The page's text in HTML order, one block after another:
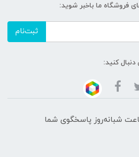
فروشگاه ما باخبر شوید:
ثبت‌نام
کنید:
روز هفته ، ۲۴ ساعت شبانه‌روز پاسخگوی شما